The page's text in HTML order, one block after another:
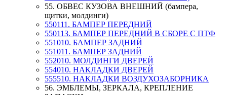
55. ОБВЕС КУЗОВА ВНЕШНИЙ (бампера,
щитки, молдинги)
550111. БАМПЕР ПЕРЕДНИЙ
550113. БАМПЕР ПЕРЕДНИЙ В СБОРЕ С ПТФ
551010. БАМПЕР ЗАДНИЙ
551011. БАМПЕР ЗАДНИЙ
552010. МОЛДИНГИ ДВЕРЕЙ
554010. НАКЛАДКИ ДВЕРЕЙ
555510. НАКЛАДКИ ВОЗДУХОЗАБОРНИКА
56. ЭМБЛЕМЫ, ЗЕРКАЛА, КРЕПЛЕНИЕ